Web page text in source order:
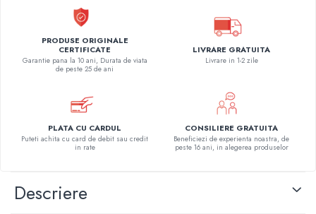
PRODUSE ORIGINALE
CERTIFICATE
Garantie pana la 10 ani, Durata de viata
de peste 25 de ani
LIVRARE GRATUITA
Livrare in 1-2 zile
PLATA CU CARDUL
Puteti achita cu card de debit sau credit
in rate
CONSILIERE GRATUITA
Beneficiezi de experienta noastra, de
peste 16 ani, in alegerea produselor
Descriere